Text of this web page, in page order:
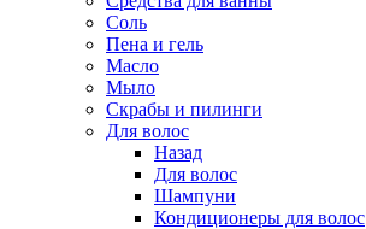
Соль
Пена и гель
Масло
Мыло
Скрабы и пилинги
Для волос
Назад
Для волос
Шампуни
Кондиционеры для волос